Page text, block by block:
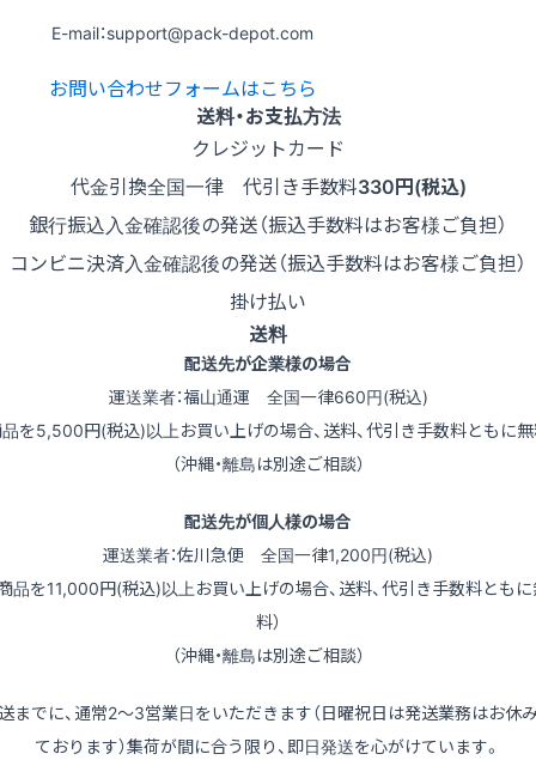
E-mail：support@pack-depot.com
お問い合わせフォームはこちら
送料・お支払方法
クレジットカード
代金引換全国一律 代引き手数料330円(税込)
銀行振込入金確認後の発送（振込手数料はお客様ご負担）
コンビニ決済入金確認後の発送（振込手数料はお客様ご負担）
掛け払い
送料
配送先が企業様の場合
運送業者：福山通運 全国一律660円(税込)
品を5,500円(税込)以上お買い上げの場合、送料、代引き手数料ともに無
（沖縄・離島は別途ご相談）
配送先が個人様の場合
運送業者：佐川急便 全国一律1,200円(税込)
品を11,000円(税込)以上お買い上げの場合、送料、代引き手数料とも
料）
（沖縄・離島は別途ご相談）
までに、通常2～3営業日をいただきます（日曜祝日は発送業務はお休
ております）集荷が間に合う限り、即日発送を心がけています。